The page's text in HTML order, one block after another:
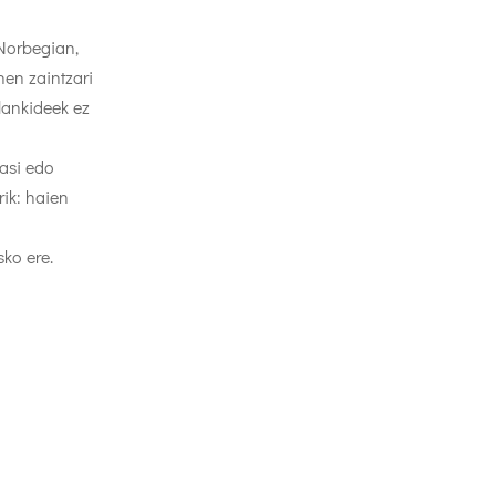
zaintzari
ez
edo
haien
ere.